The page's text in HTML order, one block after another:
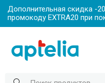
Дополнительная скидка -
промокоду EXTRA20 при